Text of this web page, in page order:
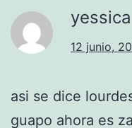
yessica
12 junio,
asi se dice
guapo ahora es